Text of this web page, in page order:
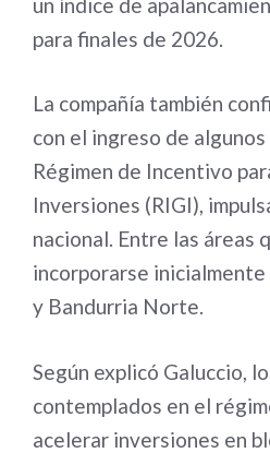
para finales de 2026.
La compañía también
con el ingreso de
Régimen de Incentivo
Inversiones (RIGI),
nacional. Entre las áreas
incorporarse
y Bandurria Norte.
Según explicó Galuccio,
contemplados en el
acelerar inversiones en